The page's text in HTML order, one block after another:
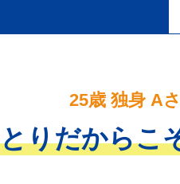
25歳 独身 A
りだからこ